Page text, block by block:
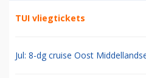
TUI vliegtickets
Jul: 8-dg cruise Oost